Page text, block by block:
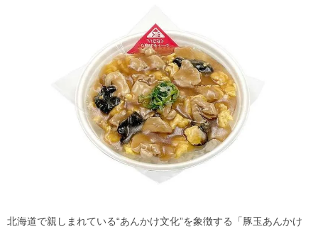
北海道で親しまれている“あんかけ文化”を象徴する「豚玉あんかけ